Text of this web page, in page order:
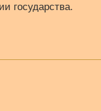
государства.